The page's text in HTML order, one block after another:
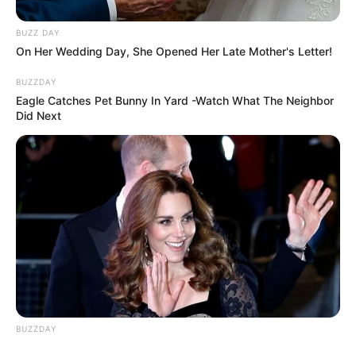
BUZZ DAY
On Her Wedding Day, She Opened Her Late Mother's Letter!
BUZZDAY
Eagle Catches Pet Bunny In Yard -Watch What The Neighbor
Did Next
BUZZDAY